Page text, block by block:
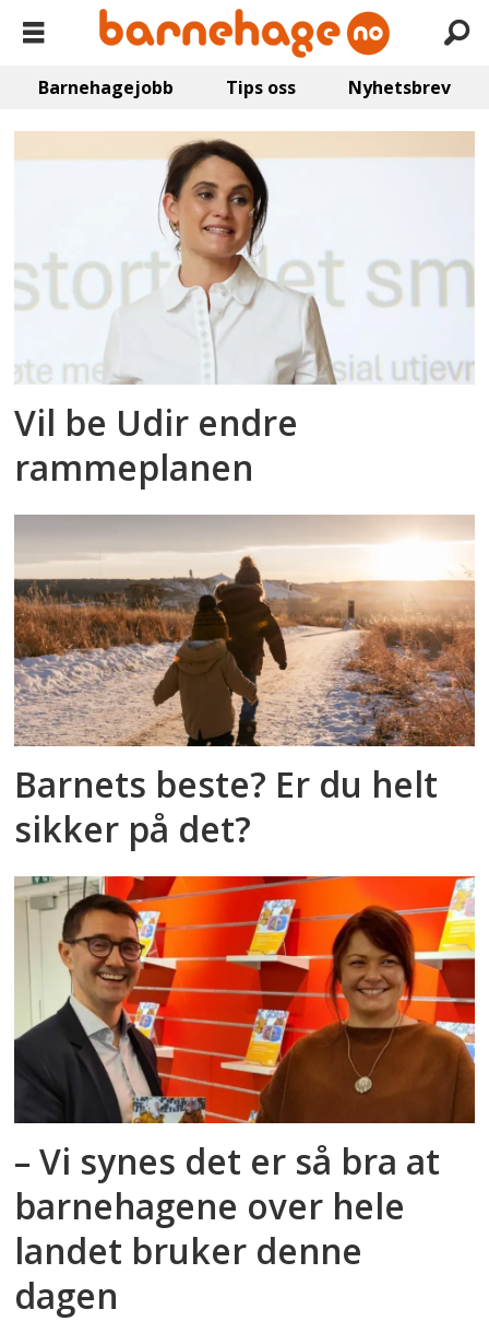
Barnehagejobb Tips oss Nyhetsbrev
Emne:
rammeplan
Vil be Udir endre
rammeplanen
Barnets beste? Er du helt
sikker på det?
– Vi synes det er så bra at
barnehagene over hele
landet bruker denne
dagen